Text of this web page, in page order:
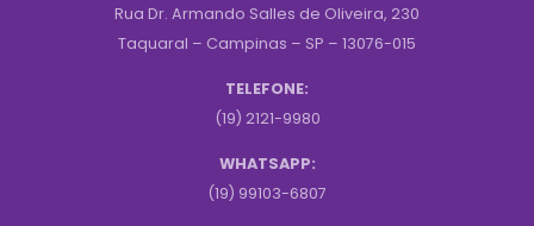
Rua Dr. Armando Salles de Oliveira, 230
Taquaral – Campinas – SP – 13076-015
TELEFONE:
(19) 2121-9980
WHATSAPP:
(19) 99103-6807